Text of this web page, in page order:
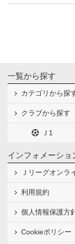
一覧から探す
カテゴリから探
クラブから探す
Ｊ1
インフォメーショ
Ｊリーグオンラ
利用規約
個人情報保護方
Cookieポリシー